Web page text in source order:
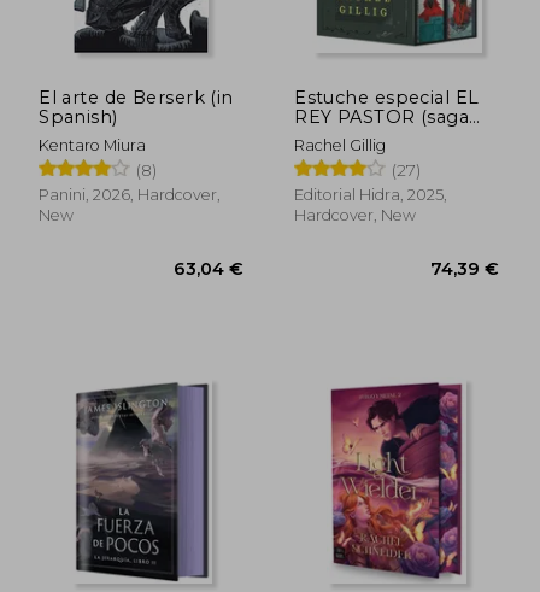
42,36 €
El arte de Berserk (in
Spanish)
Kentaro Miura
(8)
Panini, 2026, Hardcover,
New
Estuche especial EL
REY PASTOR (saga
completa) (in
Spanish)
Rachel Gillig
(27)
Editorial Hidra, 2025,
Hardcover, New